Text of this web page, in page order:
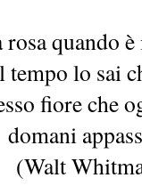
quando
tempo lo sai
fiore che
domani
(Walt